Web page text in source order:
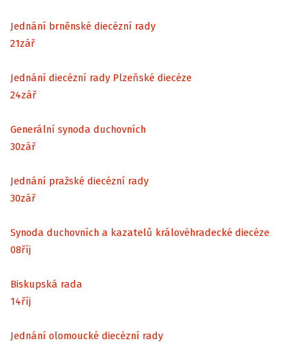
Jednání brněnské diecézní rady
21zář
Jednání diecézní rady Plzeňské diecéze
24zář
Generální synoda duchovních
30zář
Jednání pražské diecézní rady
30zář
Synoda duchovních a kazatelů královéhradecké diecéze
08říj
Biskupská rada
14říj
Jednání olomoucké diecézní rady